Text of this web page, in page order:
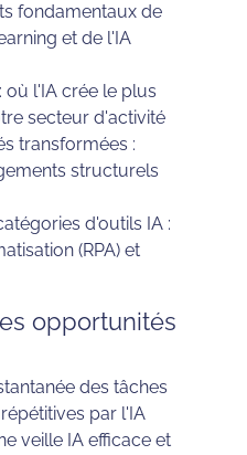
fondamentaux de
et de l'IA
où l'IA crée le plus
secteur d'activité
transformées :
structurels
d'outils IA :
(RPA) et
opportunités
des tâches
par l'IA
veille IA efficace et